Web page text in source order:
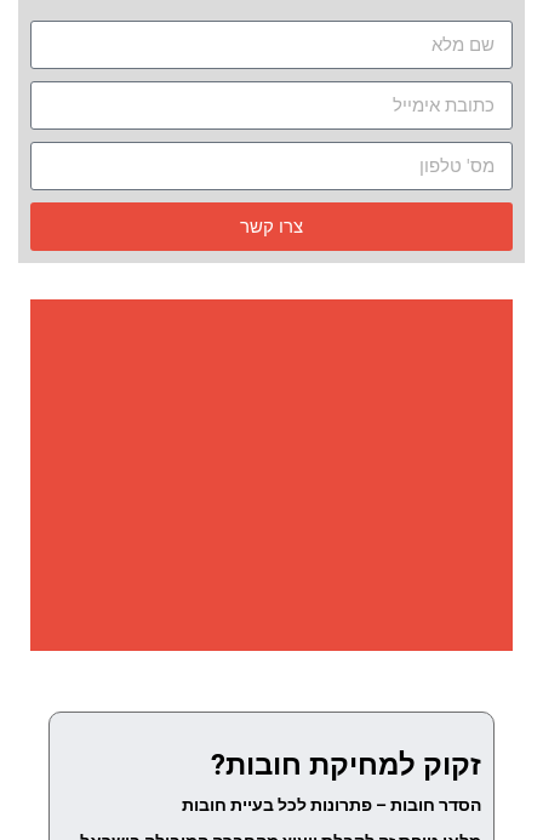
צרו קשר
זקוק למחיקת חובות?
הסדר חובות – פתרונות לכל בעיית חובות